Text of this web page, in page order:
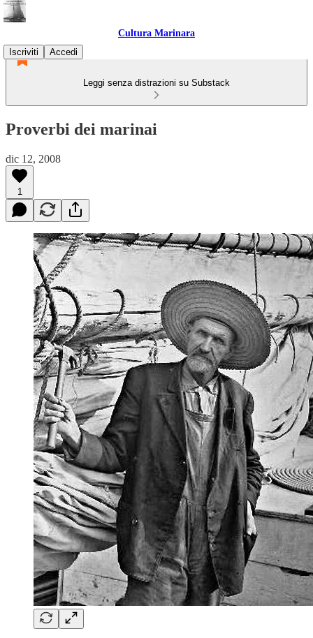
Cultura Marinara
Iscriviti
Accedi
Leggi senza distrazioni su Substack
Proverbi dei marinai
dic 12, 2008
1